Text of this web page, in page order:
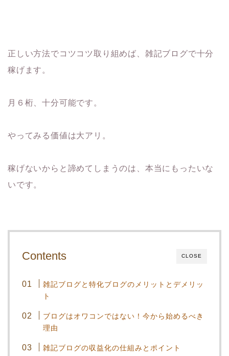
正しい方法でコツコツ取り組めば、雑記ブログで十分
稼げます。
月６桁、十分可能です。
やってみる価値は大アリ。
稼げないからと諦めてしまうのは、本当にもったいな
いです。
CLOSE
Contents
雑記ブログと特化ブログのメリットとデメリッ
ト
ブログはオワコンではない！今から始めるべき
理由
雑記ブログの収益化の仕組みとポイント